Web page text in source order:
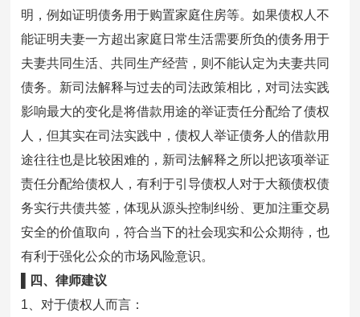
明，例如证明债务用于购置家庭住房等。如果债权人不
能证明夫妻一方超出家庭日常生活需要所负的债务用于
夫妻共同生活、共同生产经营，则不能认定为夫妻共同
债务。新司法解释与过去的司法政策相比，对司法实践
影响最大的变化是将借款用途的举证责任分配给了债权
人，但其实在司法实践中，债权人举证债务人的借款用
途往往也是比较困难的，新司法解释之所以把该项举证
责任分配给债权人，有利于引导债权人对于大额债权债
务实行共债共签，体现从源头控制纠纷、更加注重交易
安全的价值取向，符合当下的社会现实和公众期待，也
有利于强化公众的市场风险意识。
▌四、律师建议
1、对于债权人而言：